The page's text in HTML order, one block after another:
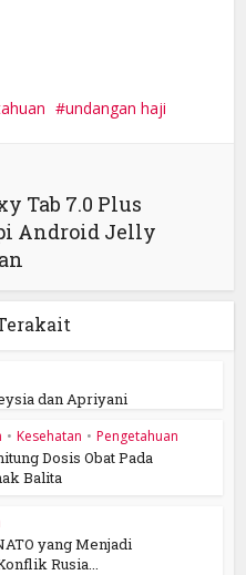
undangan haji
Tab 7.0 Plus
Android Jelly
dan Apriyani
• Kesehatan • Pengetahuan
Dosis Obat Pada
Balita
yang Menjadi
Rusia...